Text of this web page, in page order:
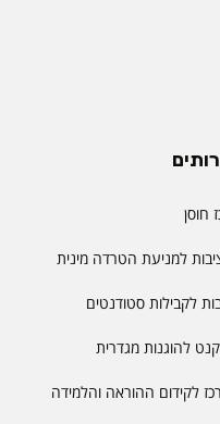
חוסן
למניעת הטרדה מינית
לקבילות סטודנטים
להוגנות מגדרית
לקידום ההוראה והלמידה